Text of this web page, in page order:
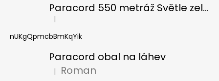
Paracord 550 metráž Světle zelená
Hodnocení produktu je 5 z 5 hvězdiček.
|
nUKgQpmcbBmKqYik
Paracord obal na láhev
Hodnocení produktu je 5 z 5 hvězdiček.
| Roman